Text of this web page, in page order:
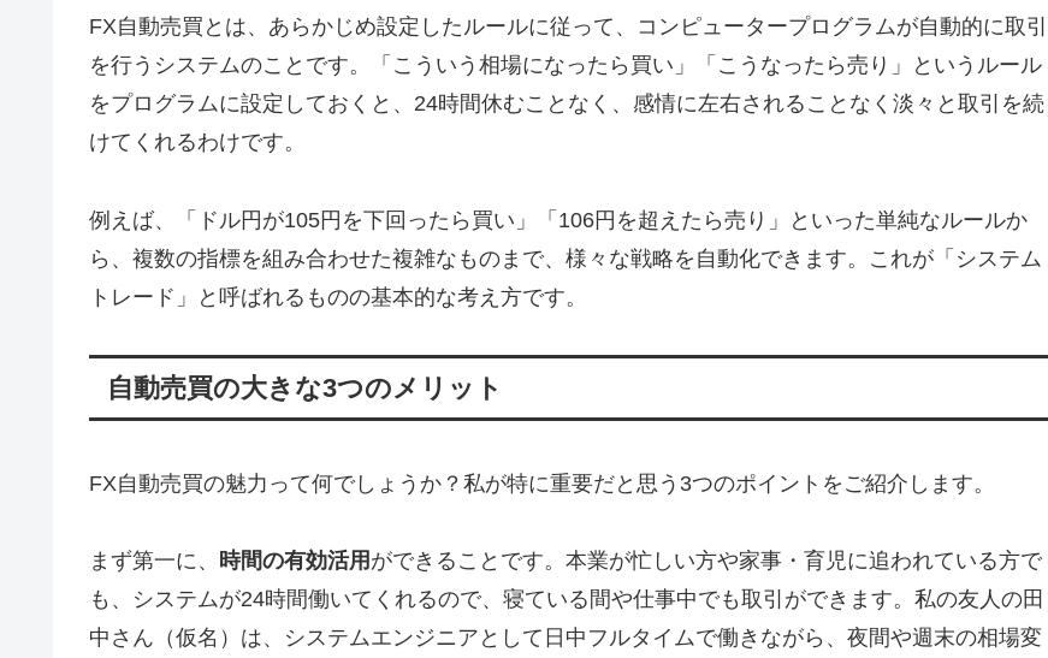
FX自動売買とは、あらかじめ設定したルールに従って、コンピュータープログラムが自動的に取引
を行うシステムのことです。「こういう相場になったら買い」「こうなったら売り」というルール
をプログラムに設定しておくと、24時間休むことなく、感情に左右されることなく淡々と取引を続
けてくれるわけです。
例えば、「ドル円が105円を下回ったら買い」「106円を超えたら売り」といった単純なルールか
ら、複数の指標を組み合わせた複雑なものまで、様々な戦略を自動化できます。これが「システム
トレード」と呼ばれるものの基本的な考え方です。
自動売買の大きな3つのメリット
FX自動売買の魅力って何でしょうか？私が特に重要だと思う3つのポイントをご紹介します。
まず第一に、 時間の有効活用 ができることです。本業が忙しい方や家事・育児に追われている方で
も、システムが24時間働いてくれるので、寝ている間や仕事中でも取引ができます。私の友人の田
中さん（仮名）は、システムエンジニアとして日中フルタイムで働きながら、夜間や週末の相場変